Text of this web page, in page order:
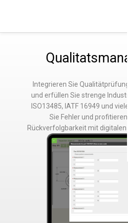
Integrieren Sie
und erfüllen Sie strenge
ISO13485, IATF 16949 und
Sie Fehler und profitieren
Rückverfolgbarkeit mit digitalen